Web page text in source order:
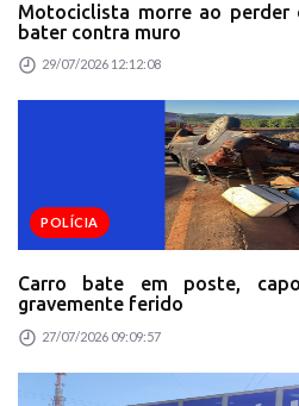
Motociclista morre ao
bater contra muro
29/07/2026 12:12:08
POLÍCIA
Carro bate em poste,
gravemente ferido
27/07/2026 09:09:57